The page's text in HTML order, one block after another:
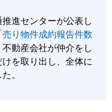
進センターが公表し
売り物件成約報告件数
不動産会社が仲介をし
を取り出し、全体に
。